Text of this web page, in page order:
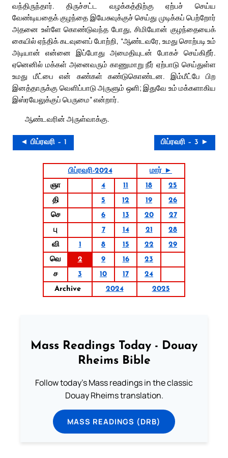
வந்திருந்தார். திருச்சட்ட வழக்கத்திற்கு ஏற்பச் செய்ய
வேண்டியதைக் குழந்தை இயேசுவுக்குச் செய்து முடிக்கப் பெற்றோர்
அதனை உள்ளே கொண்டுவந்த போது, சிமியோன் குழந்தையைக்
கையில் ஏந்திக் கடவுளைப் போற்றி, “ஆண்டவரே, உமது சொற்படி உம்
அடியான் என்னை இப்போது அமைதியுடன் போகச் செய்கிறீர்.
ஏனெனில் மக்கள் அனைவரும் காணுமாறு நீர் ஏற்பாடு செய்துள்ள
உமது மீட்பை என் கண்கள் கண்டுகொண்டன. இம்மீட்பே பிற
இனத்தாருக்கு வெளிப்பாடு அருளும் ஒளி; இதுவே உம் மக்களாகிய
இஸ்ரயேலுக்குப் பெருமை” என்றார்.
ஆண்டவரின் அருள்வாக்கு.
◄ பிப்ரவரி – 1 பிப்ரவரி – 3 ►
பிப்ரவரி-2024
மார் ►
ஞா
4 11 18
25
தி
5 12 19
26
செ
6 13 20
27
பு
7 14 21
28
வி
1 8 15 22
29
வெ
2 9 16
23
ச
3 10 17
24
Archive
2024 2025
Mass Readings Today - Douay
Rheims Bible
Follow today's Mass readings in the classic
Douay Rheims translation.
MASS READINGS (DRB)